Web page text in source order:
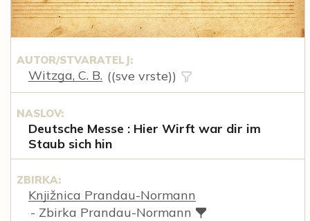
AUTOR/STVARATELJ:
Witzga, C. B. ((sve vrste))
NASLOV:
Deutsche Messe : Hier Wirft war dir im
Staub sich hin
ZBIRKA:
Knjižnica Prandau-Normann
- Zbirka Prandau-Normann